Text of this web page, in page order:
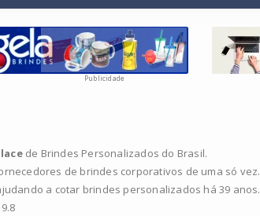
Publicidade
de Brindes Personalizados do Brasil.
de brindes corporativos de uma só vez.
a cotar brindes personalizados há 39 anos.